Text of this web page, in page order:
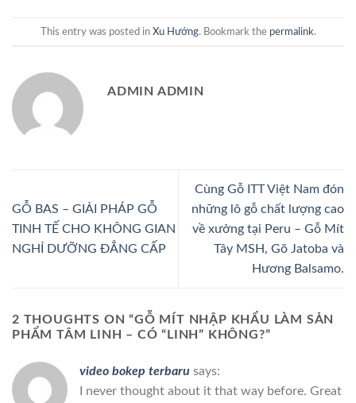
This entry was posted in Xu Hướng. Bookmark the permalink.
ADMIN ADMIN
GỖ BAS – GIẢI PHÁP GỖ
TINH TẾ CHO KHÔNG GIAN
NGHỈ DƯỠNG ĐẲNG CẤP
Cùng Gỗ ITT Việt Nam đón
những lô gỗ chất lượng cao
về xưởng tại Peru – Gỗ Mít
Tây MSH, Gõ Jatoba và
Hương Balsamo.
2 THOUGHTS ON “GỖ MÍT NHẬP KHẨU LÀM SẢN
PHẨM TÂM LINH – CÓ “LINH” KHÔNG?”
video bokep terbaru says:
I never thought about it that way before. Great